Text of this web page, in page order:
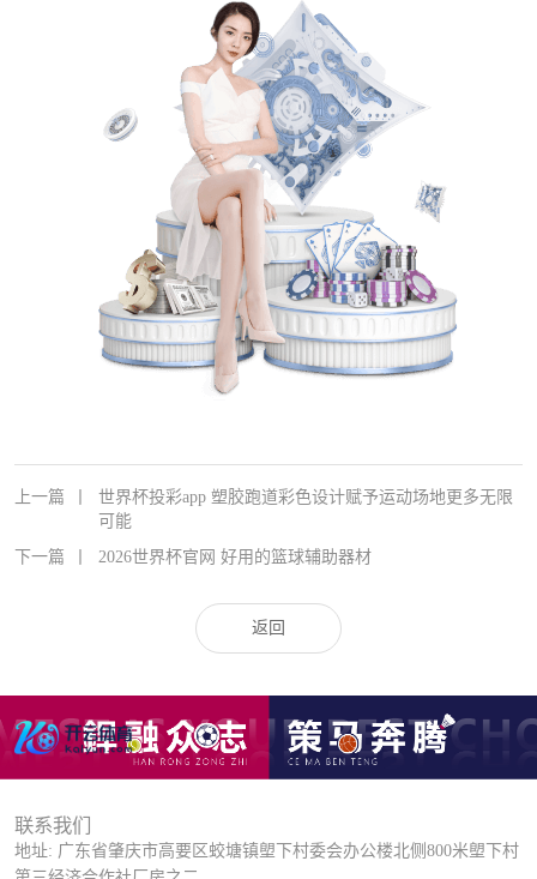
上一篇
世界杯投彩app 塑胶跑道彩色设计赋予运动场地更多无限
可能
下一篇
2026世界杯官网 好用的篮球辅助器材
返回
联系我们
地址: 广东省肇庆市高要区蛟塘镇塱下村委会办公楼北侧800米塱下村